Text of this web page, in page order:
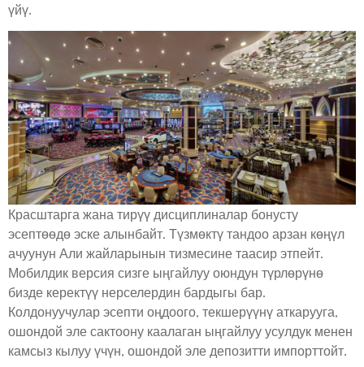
үйү.
Красштарга жана тирүү дисциплиналар бонусту
эсептөөдө эске алынбайт. Түзмөктү тандоо арзан көңүл
ачуунун Али жайларынын тизмесине таасир этпейт.
Мобилдик версия сизге ыңгайлуу оюндун түрлөрүнө
бизде керектүү нерселердин бардыгы бар.
Колдонуучулар эсепти оңдоого, текшерүүнү аткарууга,
ошондой эле сактоону каалаган ыңгайлуу усулдук менен
камсыз кылуу үчүн, ошондой эле депозитти импорттойт.